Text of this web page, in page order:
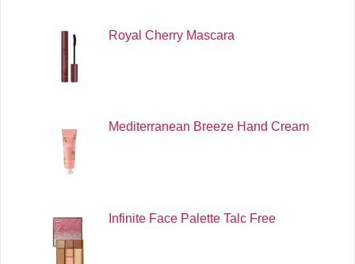
Royal Cherry Mascara
Mediterranean Breeze Hand Cream
Infinite Face Palette Talc Free